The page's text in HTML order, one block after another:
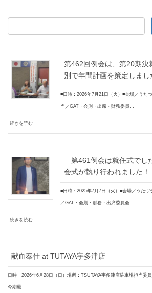
第462回例会は、第20期決
別で年間計画を策定しまし
■日時：2026年7月21日（火）■会場／うた
当／GAT・会則・出席・財務委員…
続きを読む
第461例会は就任式でし
会式が執り行われました！
■日時：2025年7月7日（火）■会場／うたづ
／GAT・会則・財務・出席委員会…
続きを読む
献血奉仕 at TUTAYA宇多津店
日時：2026年6月28日（日）場所：TSUTAYA宇多津店駐車場担当委
今期最…